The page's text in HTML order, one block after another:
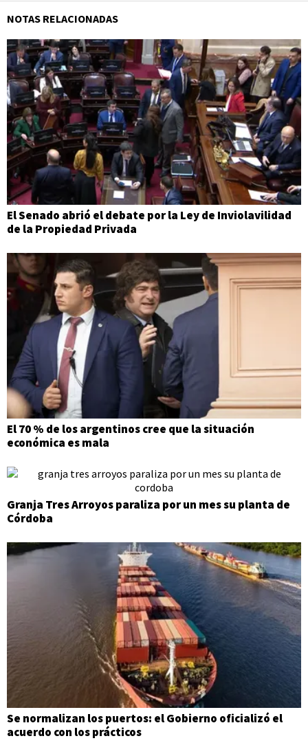
NOTAS RELACIONADAS
El Senado abrió el debate por la Ley de Inviolavilidad
de la Propiedad Privada
El 70 % de los argentinos cree que la situación
económica es mala
Granja Tres Arroyos paraliza por un mes su planta de
Córdoba
Se normalizan los puertos: el Gobierno oficializó el
acuerdo con los prácticos